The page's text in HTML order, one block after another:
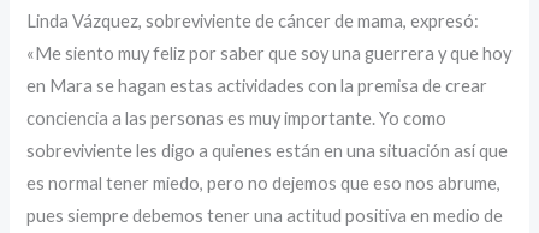
Linda Vázquez, sobreviviente de cáncer de mama, expresó:
«Me siento muy feliz por saber que soy una guerrera y que hoy
en Mara se hagan estas actividades con la premisa de crear
conciencia a las personas es muy importante. Yo como
sobreviviente les digo a quienes están en una situación así que
es normal tener miedo, pero no dejemos que eso nos abrume,
pues siempre debemos tener una actitud positiva en medio de